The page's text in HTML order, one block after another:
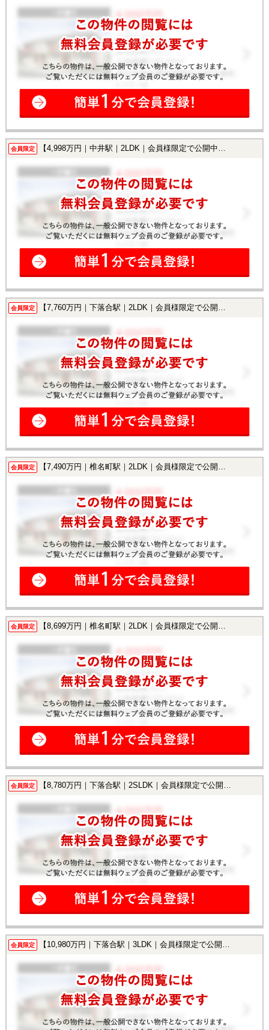
会員限定 【4,998万円｜中井駅｜2LDK｜会員様限定で公開中！】
会員限定 【7,760万円｜下落合駅｜2LDK｜会員様限定で公開中！】
会員限定 【7,490万円｜椎名町駅｜2LDK｜会員様限定で公開中！】
会員限定 【8,699万円｜椎名町駅｜2LDK｜会員様限定で公開中！】
会員限定 【8,780万円｜下落合駅｜2SLDK｜会員様限定で公開中！】
会員限定 【10,980万円｜下落合駅｜3LDK｜会員様限定で公開中！】